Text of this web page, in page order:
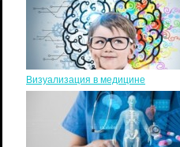
Визуализация в медицине